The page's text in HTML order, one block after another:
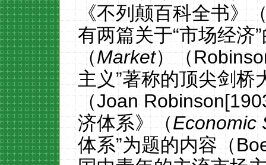
《不列颠百科全书》
有两篇关于“市场经济”
（Market）（
主义”著称的顶尖剑桥
（Joan Robinson
济体系》（Economic
体系”为题的内容（